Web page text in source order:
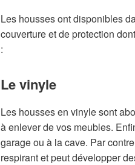
Les housses ont disponibles
couverture et de protection
:
Le vinyle
Les housses en vinyle sont
à enlever de vos meubles.
garage ou à la cave. Par
respirant et peut développer